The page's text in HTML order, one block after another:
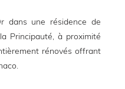
dans une résidence de
Principauté, à proximité
rénovés offrant